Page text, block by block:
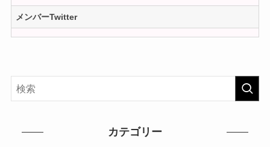
メンバーTwitter
カテゴリー